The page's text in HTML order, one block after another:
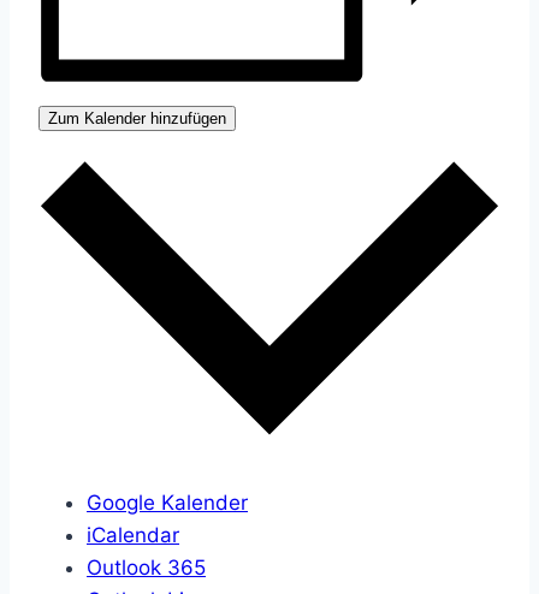
Zum Kalender hinzufügen
Google Kalender
iCalendar
Outlook 365